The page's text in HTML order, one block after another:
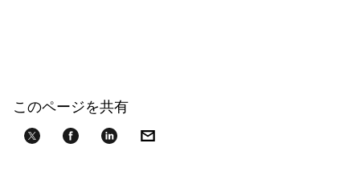
このページを共有